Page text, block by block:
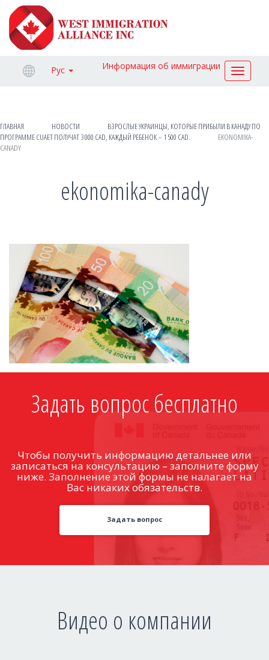
Toggle
Информация об иммиграции
Рус
ГЛАВНАЯ НОВОСТИ
ВЗРОСЛЫЕ УКРАИНЦЫ, КОТОРЫЕ ПРИБЫЛИ В КАНАДУ ПО
ПРОГРАММЕ CUAET ПОЛУЧАТ 3 000 CAD, КАЖДЫЙ РЕБЕНОК – 1 500 CAD.
EKONOMIKA-
CANADY
ekonomika-canady
Задать вопрос бесплатно
Чтобы получить информацию детальнее или
записаться на консультацию – заполните форму
ниже. Заполнение этой формы не налагает на
Вас никаких обязательств.
Задать вопрос
Видео о компании